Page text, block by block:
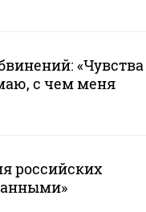
«Чувства
с чем меня
российских